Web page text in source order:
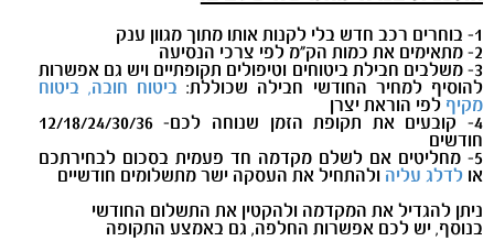
1- בוחרים רכב חדש בלי לקנות אותו מתוך מגוון ענק
2- מתאימים את כמות הק"מ לפי צרכי הנסיעה
3- משלבים חבילת ביטוחים וטיפולים תקופתיים ויש גם אפשרות
להוסיף למחיר החודשי חבילה שכוללת: ביטוח חובה, ביטוח
מקיף לפי הוראת יצרן
4- קובעים את תקופת הזמן שנוחה לכם- 12/18/24/30/36
חודשים
5- מחליטים אם לשלם מקדמה חד פעמית בסכום לבחירתכם
או לדלג עליה ולהתחיל את העסקה ישר מתשלומים חודשיים
ניתן להגדיל את המקדמה ולהקטין את התשלום החודשי
בנוסף, יש לכם אפשרות החלפה, גם באמצע התקופה